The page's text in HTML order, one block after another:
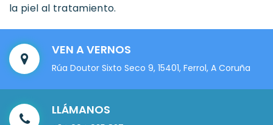
la piel al tratamiento.
VEN A VERNOS
Rúa Doutor Sixto Seco 9, 15401, Ferrol, A Coruña
LLÁMANOS